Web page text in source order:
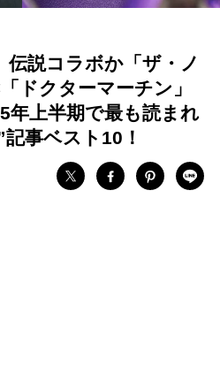
伝説コラボか「ザ・ノ
ドクターマーチン」
年上半期で最も読まれ
事ベスト10！